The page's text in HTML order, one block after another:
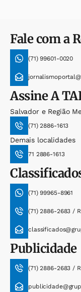
Fale com a
(71) 99601-0020
AssineA
Salvador e Região
(71) 2886-1613
Demais localidades
71 2886-1613
(71) 99965-8961
(71) 2886-2683 /
Publicidade
(71) 2886-2683 /